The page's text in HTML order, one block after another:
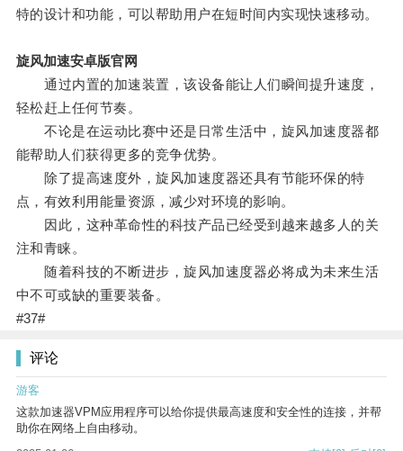
特的设计和功能，可以帮助用户在短时间内实现快速移动。
旋风加速安卓版官网
通过内置的加速装置，该设备能让人们瞬间提升速度，
轻松赶上任何节奏。
不论是在运动比赛中还是日常生活中，旋风加速度器都
能帮助人们获得更多的竞争优势。
除了提高速度外，旋风加速度器还具有节能环保的特
点，有效利用能量资源，减少对环境的影响。
因此，这种革命性的科技产品已经受到越来越多人的关
注和青睐。
随着科技的不断进步，旋风加速度器必将成为未来生活
中不可或缺的重要装备。
#37#
评论
游客
这款加速器VPM应用程序可以给你提供最高速度和安全性的连接，并帮
助你在网络上自由移动。